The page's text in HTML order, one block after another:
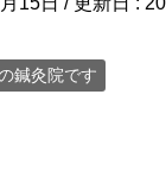
鍼灸院です